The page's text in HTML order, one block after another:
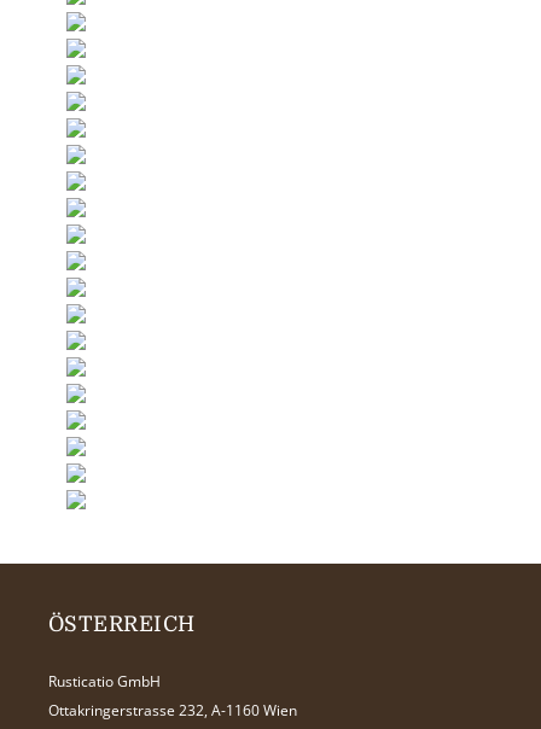
ÖSTERREICH
Rusticatio GmbH
Ottakringerstrasse 232, A-1160 Wien